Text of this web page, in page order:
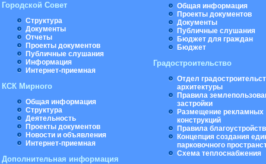
Городской Совет
Структура
Документы
Отчеты
Проекты документов
Публичные слушания
Информация
Интернет-приемная
КСК Мирного
Общая информация
Структура
Деятельность
Проекты документов
Новости и объявления
Интернет-приемная
Дополнительная информация
Общая информация
Проекты документов
Документы
Публичные слушания
Бюджет для граждан
Бюджет
Градостроительство
Отдел
архитектуры
Правила
застройки
Размещение рекламных
конструкций
Правила
Концепция создания
парковочного
Схема теплоснабжения